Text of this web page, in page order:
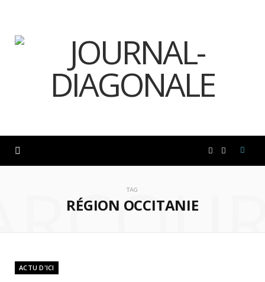
TAG
RÉGION OCCITANIE
ACTU D'ICI